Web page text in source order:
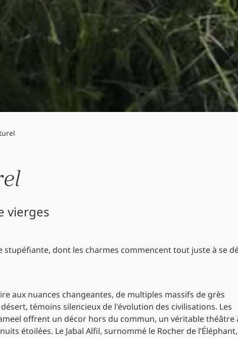
vierges
stupéfiante, dont les charmes commencent tout juste à se
aux nuances changeantes, de multiples massifs de grès
témoins silencieux de l'évolution des civilisations. Les
offrent un décor hors du commun, un véritable théâtre
étoilées. Le Jabal Alfil, surnommé le Rocher de l’Éléphant,